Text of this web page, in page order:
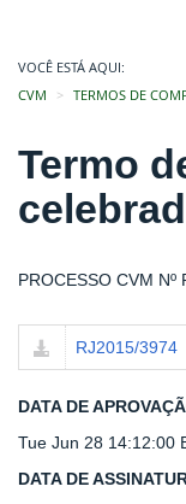
VOCÊ ESTÁ AQUI:
CVM
TERMOS DE
Termo
PROCESSO CVM Nº
RJ2015/3974
DATA DE
Tue Jun 28 14:12:00
DATA DE